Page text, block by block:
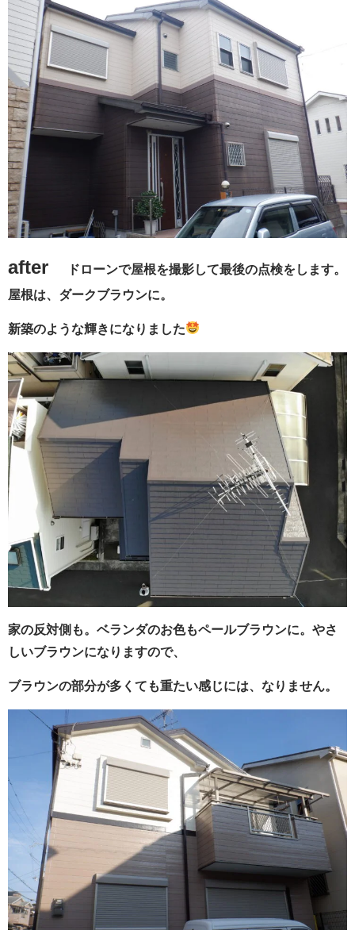
after
ドローンで屋根を撮影して最後の点検をします。
屋根は、ダークブラウンに。
新築のような輝きになりました
家の反対側も。ベランダのお色もペールブラウンに。やさ
しいブラウンになりますので、
ブラウンの部分が多くても重たい感じには、なりません。